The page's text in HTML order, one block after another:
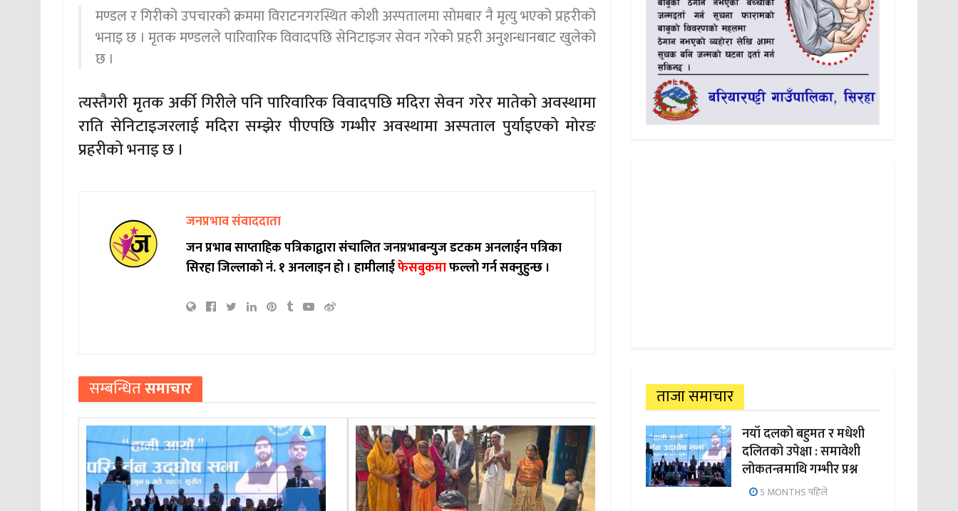
मण्डल र गिरीको उपचारको क्रममा विराटनगरस्थित कोशी अस्पतालमा सोमबार नै मृत्यु भएको प्रहरीको
भनाइ छ । मृतक मण्डलले पारिवारिक विवादपछि सेनिटाइजर सेवन गरेको प्रहरी अनुशन्धानबाट खुलेको
छ ।
त्यस्तैगरी मृतक अर्की गिरीले पनि पारिवारिक विवादपछि मदिरा सेवन गरेर मातेको अवस्थामा
राति सेनिटाइजरलाई मदिरा सम्झेर पीएपछि गम्भीर अवस्थामा अस्पताल पुर्याइएको मोरङ
प्रहरीको भनाइ छ ।
जनप्रभाव संवाददाता
जन प्रभाब साप्ताहिक पत्रिकाद्वारा संचालित जनप्रभाबन्युज डटकम अनलाईन पत्रिका
सिरहा जिल्लाको नं. १ अनलाइन हो ।हामीलाईफेसबुकमाफल्लो गर्न सक्नुहुन्छ ।
सम्बन्धितसमाचार ताजा समाचार
नयाँ दलको बहुमत र मधेशी
दलितको उपेक्षा : समावेशी
लोकतन्त्रमाथि गम्भीर प्रश्न
5 MONTHS पहिले